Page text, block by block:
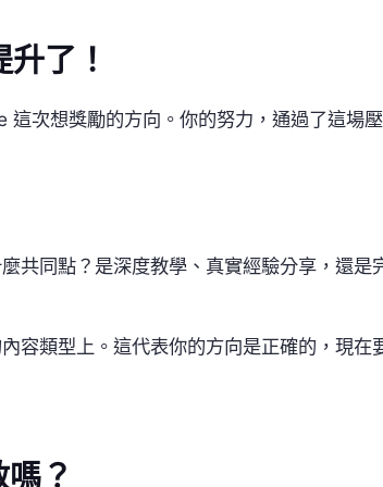
了！
次想獎勵的方向。你的努力，通過了這場壓
共同點？是深度教學、真實經驗分享，還是
容類型上。這代表你的方向是正確的，現在
？